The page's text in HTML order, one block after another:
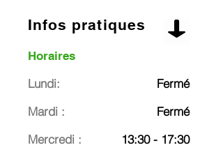
Infos pratiques
Horaires
Lundi:
Mardi :
Mercredi :
Fermé
Fermé
13:30 - 17:30